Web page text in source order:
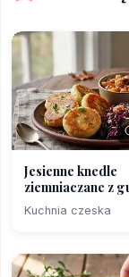
Jesienne knedle
ziemniaczane z
z ...
Kuchnia czeska